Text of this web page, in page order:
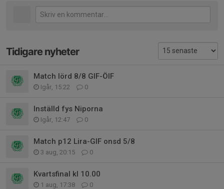
Tidigare nyheter
Match lörd 8/8 GIF-ÖIF
Igår, 15:22 0
Inställd fys Niporna
Igår, 12:47 0
Match p12 Lira-GIF onsd 5/8
3 aug, 20:15 0
Kvartsfinal kl 10.00
1 aug, 17:38 0